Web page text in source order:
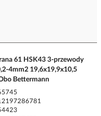
61 HSK43 3-przewody
4mm2 19,6x19,9x10,5
Bettermann